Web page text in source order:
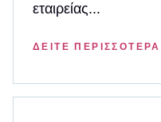
εταιρείας...
ΔΕΊΤΕ ΠΕΡΙΣΣΌΤΕΡΑ